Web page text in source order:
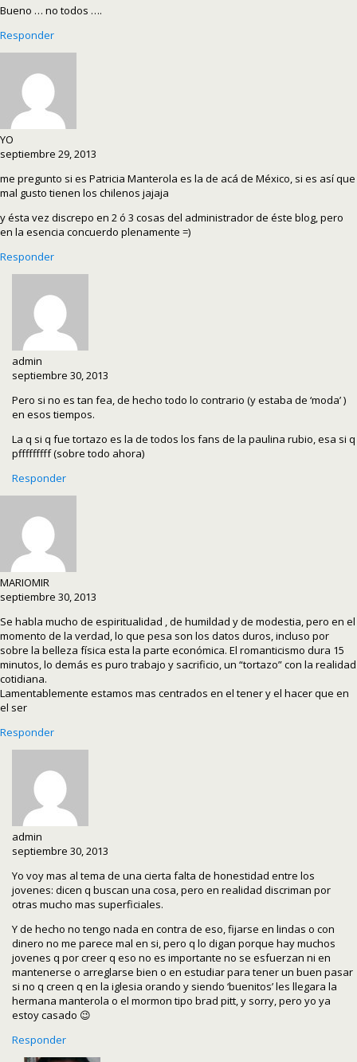
Bueno … no todos ….
Responder
YO
septiembre 29, 2013
me pregunto si es Patricia Manterola es la de acá de México, si es así que
mal gusto tienen los chilenos jajaja
y ésta vez discrepo en 2 ó 3 cosas del administrador de éste blog, pero
en la esencia concuerdo plenamente =)
Responder
admin
septiembre 30, 2013
Pero si no es tan fea, de hecho todo lo contrario (y estaba de ‘moda’ )
en esos tiempos.
La q si q fue tortazo es la de todos los fans de la paulina rubio, esa si q
pfffffffff (sobre todo ahora)
Responder
MARIOMIR
septiembre 30, 2013
Se habla mucho de espiritualidad , de humildad y de modestia, pero en el
momento de la verdad, lo que pesa son los datos duros, incluso por
sobre la belleza física esta la parte económica. El romanticismo dura 15
minutos, lo demás es puro trabajo y sacrificio, un “tortazo” con la realidad
cotidiana.
Lamentablemente estamos mas centrados en el tener y el hacer que en
el ser
Responder
admin
septiembre 30, 2013
Yo voy mas al tema de una cierta falta de honestidad entre los
jovenes: dicen q buscan una cosa, pero en realidad discriman por
otras mucho mas superficiales.
Y de hecho no tengo nada en contra de eso, fijarse en lindas o con
dinero no me parece mal en si, pero q lo digan porque hay muchos
jovenes q por creer q eso no es importante no se esfuerzan ni en
mantenerse o arreglarse bien o en estudiar para tener un buen pasar
si no q creen q en la iglesia orando y siendo ‘buenitos’ les llegara la
hermana manterola o el mormon tipo brad pitt, y sorry, pero yo ya
estoy casado 😉
Responder